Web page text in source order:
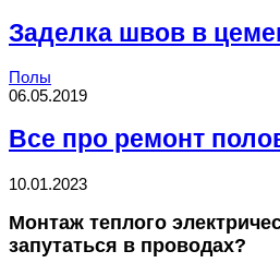
Заделка швов в
Полы
06.05.2019
Все про ремонт
10.01.2023
Монтаж теплого
запутаться в проводах?